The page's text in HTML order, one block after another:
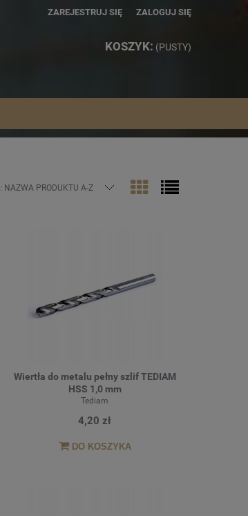
ZAREJESTRUJ SIĘ ZALOGUJ SIĘ
KOSZYK: (PUSTY)
NAZWA PRODUKTU A-Z
Wiertła do metalu pełny szlif TEDIAM
HSS 1,0 mm
Tediam
4,20 zł
DO KOSZYKA